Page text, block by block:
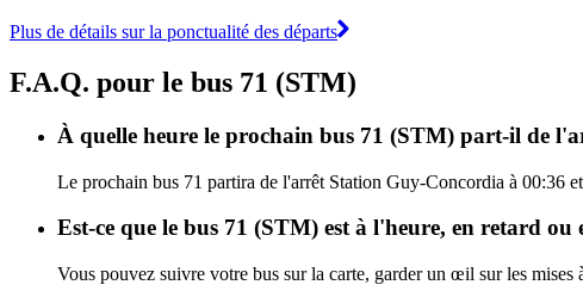
Plus de détails sur la ponctualité des départs
F.A.Q. pour le bus 71 (STM)
À quelle heure le prochain bus 71 (STM) part-il de
Le prochain bus 71 partira de l'arrêt Station Guy-Concordia à 00:36
Est-ce que le bus 71 (STM) est à l'heure, en retard ou
Vous pouvez suivre votre bus sur la carte, garder un œil sur les